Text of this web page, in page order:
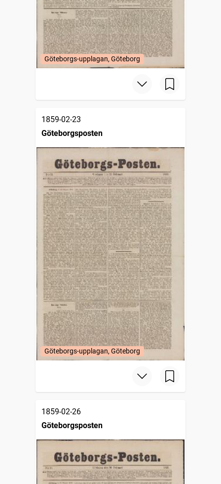
Göteborgs-upplagan, Göteborg
1859-02-23
Göteborgsposten
Göteborgs-upplagan, Göteborg
1859-02-26
Göteborgsposten